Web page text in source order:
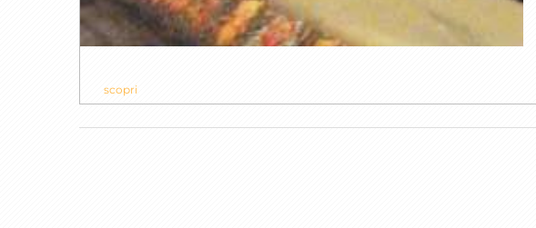
scopri